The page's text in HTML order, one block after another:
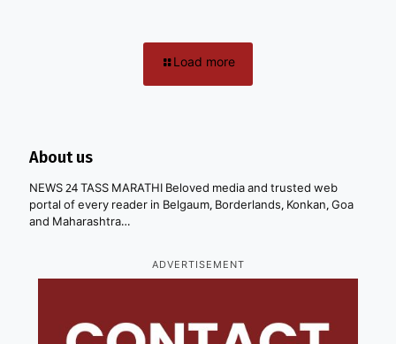
Load more
About us
NEWS 24 TASS MARATHI Beloved media and trusted web
portal of every reader in Belgaum, Borderlands, Konkan, Goa
and Maharashtra…
ADVERTISEMENT